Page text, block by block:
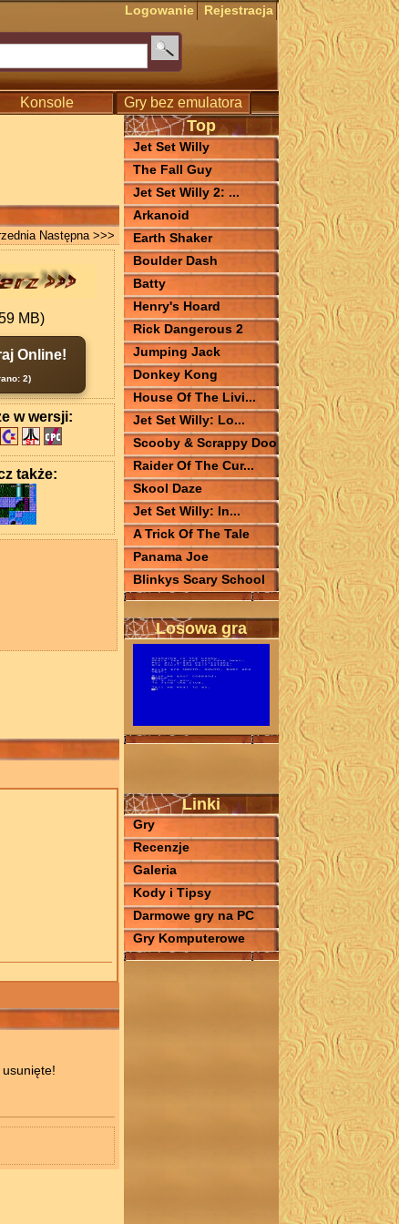
Logowanie Rejestracja
Konsole Gry bez emulatora
Następna >>>
MB)
Online!
2)
w wersji:
także:
Top
Jet Set Willy
The Fall Guy
Jet Set Willy 2: ...
Arkanoid
Earth Shaker
Boulder Dash
Batty
Henry's Hoard
Rick Dangerous 2
Jumping Jack
Donkey Kong
House Of The Livi...
Jet Set Willy: Lo...
Scooby & Scrappy Doo
Raider Of The Cur...
Skool Daze
Jet Set Willy: In...
A Trick Of The Tale
Panama Joe
Blinkys Scary School
Losowa gra
Linki
Gry
Recenzje
Galeria
Kody i Tipsy
Darmowe gry na PC
Gry Komputerowe